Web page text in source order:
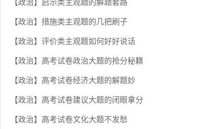
【政治】启示类主观题的解题套路
【政治】措施类主观题的几把刷子
【政治】评价类主观题如何好好说话
【政治】高考试卷政治大题的抢分秘籍
【政治】高考试卷经济大题的解题妙
【政治】高考试卷建议大题的闭眼拿分
【政治】高考试卷文化大题不发愁